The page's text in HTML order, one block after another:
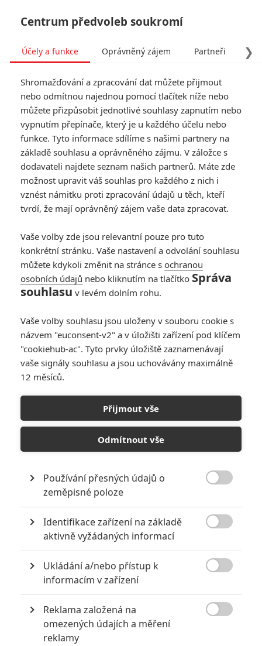
Tag: Bez dozoru
ČLÁNKY FILMY(1) OSOBY(0) VIDEA (0)
RECENZE FILMŮ
10
Recenze: Zcela výjimečná Gerta
Schnirch nebarví hnus českých dějin
5
Recenze: Záhada strašidelného
zámku úroveň štědrovečerních
pohádek nepozvedla
8
6
Recenze: Godzilla x Kong: Nové
impérium
8
POSLEDNÍ KOMENTOVANÉ
3 ČLÁNEK | 01.08.2026 16:40
Marvel nečekaně zrušil již schválené pokračování
FILM | 01.08.2026 07:11
拆彈專家
ČLÁNEK | 30.07.2026 20:14
Centrum předvoleb soukromí
❯
Účely a funkce Oprávněný zájem Partneři
Shromažďování a zpracování dat můžete přijmout
nebo odmítnou najednou pomocí tlačítek níže nebo
můžete přizpůsobit jednotlivé souhlasy zapnutím nebo
vypnutím přepínače, který je u každého účelu nebo
funkce. Tyto informace sdílíme s našimi partnery na
základě souhlasu a oprávněného zájmu. V záložce s
dodavateli najdete seznam našich partnerů. Máte zde
možnost upravit váš souhlas pro každého z nich i
vznést námitku proti zpracování údajů u těch, kteří
tvrdí, že mají oprávněný zájem vaše data zpracovat.
Vaše volby zde jsou relevantní pouze pro tuto
konkrétní stránku. Vaše nastavení a odvolání souhlasu
můžete kdykoli změnit na stránce s ochranou
osobních údajů nebo kliknutím na tlačítko Správa
souhlasu v levém dolním rohu.
Vaše volby souhlasu jsou uloženy v souboru cookie s
názvem "euconsent-v2" a v úložišti zařízení pod klíčem
"cookiehub-ac". Tyto prvky úložiště zaznamenávají
vaše signály souhlasu a jsou uchovávány maximálně
12 měsíců.
Přijmout vše
Odmítnout vše
Používání přesných údajů o
zeměpisné poloze
Identifikace zařízení na základě
aktivně vyžádaných informací
Ukládání a/nebo přístup k
informacím v zařízení
Reklama založená na
omezených údajích a měření
reklamy